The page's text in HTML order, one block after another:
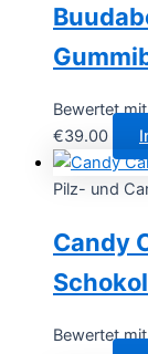
Bewertet
€39.00
Pilz- und
Candy
Bewertet